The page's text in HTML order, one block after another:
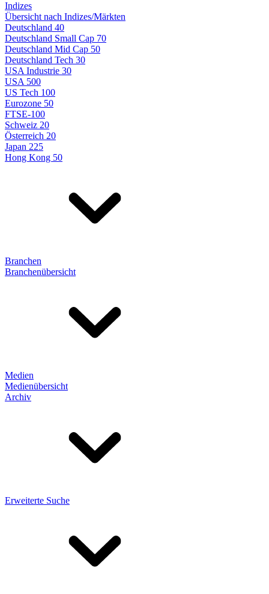
Indizes
Übersicht nach Indizes/Märkten
Deutschland 40
Deutschland Small Cap 70
Deutschland Mid Cap 50
Deutschland Tech 30
USA Industrie 30
USA 500
US Tech 100
Eurozone 50
FTSE-100
Schweiz 20
Österreich 20
Japan 225
Hong Kong 50
Branchen
Branchenübersicht
Medien
Medienübersicht
Archiv
Erweiterte Suche